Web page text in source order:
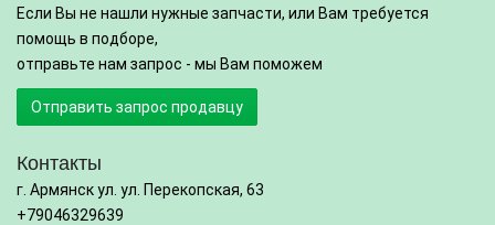
Если Вы не нашли нужные запчасти, или Вам требуется
помощь в подборе,
отправьте нам запрос - мы Вам поможем
Отправить запрос продавцу
Контакты
г. Армянск ул. ул. Перекопская, 63
+79046329639